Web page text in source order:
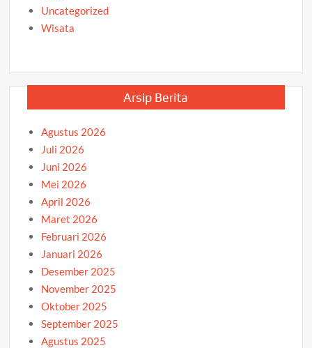
Uncategorized
Wisata
Arsip Berita
Agustus 2026
Juli 2026
Juni 2026
Mei 2026
April 2026
Maret 2026
Februari 2026
Januari 2026
Desember 2025
November 2025
Oktober 2025
September 2025
Agustus 2025